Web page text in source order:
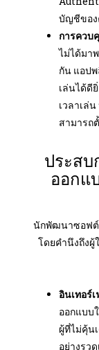
บัญชีขอ
การควบ
ไม่ได้มา
กัน แอป
เล่นได้ดี
เวลาเล่
สามารถ
ประส
ออกแ
นักพัฒนาซอฟต์
โดยคำนึงถึง
อินเทอร์
ออกแบบ
ผู้ที่ไม่คุ้น
อย่างรวด